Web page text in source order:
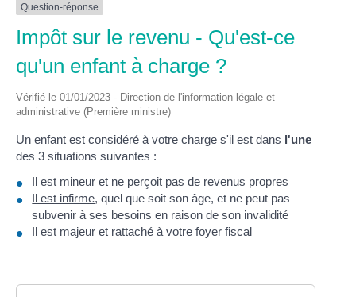
Question-réponse
Impôt sur le revenu - Qu'est-ce
qu'un enfant à charge ?
Vérifié le 01/01/2023 - Direction de l'information légale et
administrative (Première ministre)
Un enfant est considéré à votre charge s'il est dans l'une
des 3 situations suivantes :
Il est mineur et ne perçoit pas de revenus propres
Il est infirme, quel que soit son âge, et ne peut pas
subvenir à ses besoins en raison de son invalidité
Il est majeur et rattaché à votre foyer fiscal